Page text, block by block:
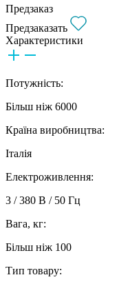
Предзаказ
Предзаказать
Характеристики
Потужність:
Більш ніж 6000
Країна виробництва:
Італія
Електроживлення:
3 / 380 В / 50 Гц
Вага, кг:
Більш ніж 100
Тип товару: